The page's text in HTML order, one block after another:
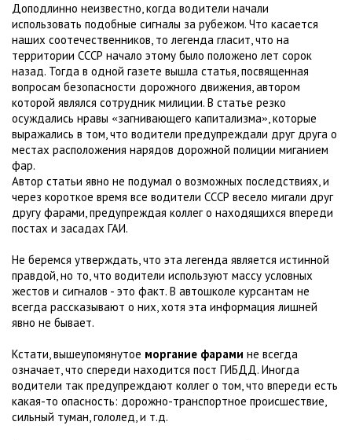
Доподлинно неизвестно, когда водители начали
использовать подобные сигналы за рубежом. Что касается
наших соотечественников, то легенда гласит, что на
территории СССР начало этому было положено лет сорок
назад. Тогда в одной газете вышла статья, посвященная
вопросам безопасности дорожного движения, автором
которой являлся сотрудник милиции. В статье резко
осуждались нравы «загнивающего капитализма», которые
выражались в том, что водители предупреждали друг друга о
местах расположения нарядов дорожной полиции миганием
фар.
Автор статьи явно не подумал о возможных последствиях, и
через короткое время все водители СССР весело мигали друг
другу фарами, предупреждая коллег о находящихся впереди
постах и засадах ГАИ.
Не беремся утверждать, что эта легенда является истинной
правдой, но то, что водители используют массу условных
жестов и сигналов - это факт. В автошколе курсантам не
всегда рассказывают о них, хотя эта информация лишней
явно не бывает.
Кстати, вышеупомянутое моргание фарами не всегда
означает, что спереди находится пост ГИБДД. Иногда
водители так предупреждают коллег о том, что впереди есть
какая-то опасность: дорожно-транспортное происшествие,
сильный туман, гололед, и т.д.